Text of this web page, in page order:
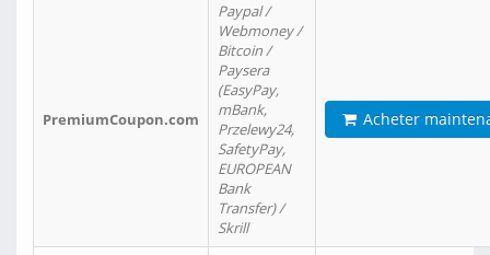
PremiumCoupon.com
Paypal /
Webmoney /
Bitcoin /
Paysera
(EasyPay,
mBank,
Przelewy24,
SafetyPay,
EUROPEAN
Bank
Transfer) /
Skrill
Acheter